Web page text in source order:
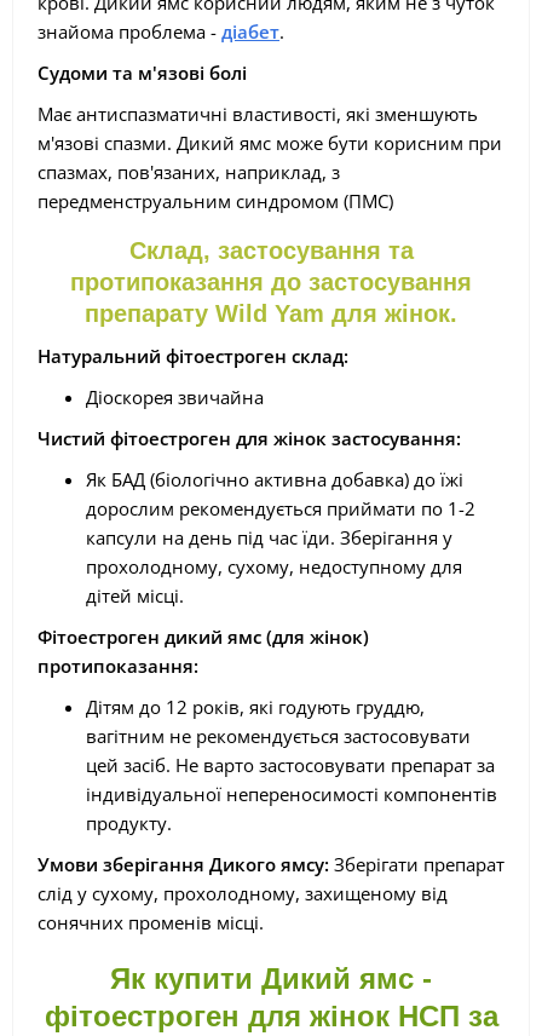
знайома проблема - діабет.
Судоми та м'язові болі
Має антиспазматичні властивості, які зменшують
м'язові спазми. Дикий ямс може бути корисним при
спазмах, пов'язаних, наприклад, з
передменструальним синдромом (ПМС)
Склад, застосування та
протипоказання до застосування
препарату Wild Yam для жінок.
Натуральний фітоестроген склад:
Діоскорея звичайна
Чистий фітоестроген для жінок застосування:
Як БАД (біологічно активна добавка) до їжі
дорослим рекомендується приймати по 1-2
капсули на день під час їди. Зберігання у
прохолодному, сухому, недоступному для
дітей місці.
Фітоестроген дикий ямс (для жінок)
протипоказання:
Дітям до 12 років, які годують груддю,
вагітним не рекомендується застосовувати
цей засіб. Не варто застосовувати препарат за
індивідуальної непереносимості компонентів
продукту.
Умови зберігання Дикого ямсу: Зберігати препарат
слід у сухому, прохолодному, захищеному від
сонячних променів місці.
Як купити Дикий ямс -
фітоестроген для жінок НСП за